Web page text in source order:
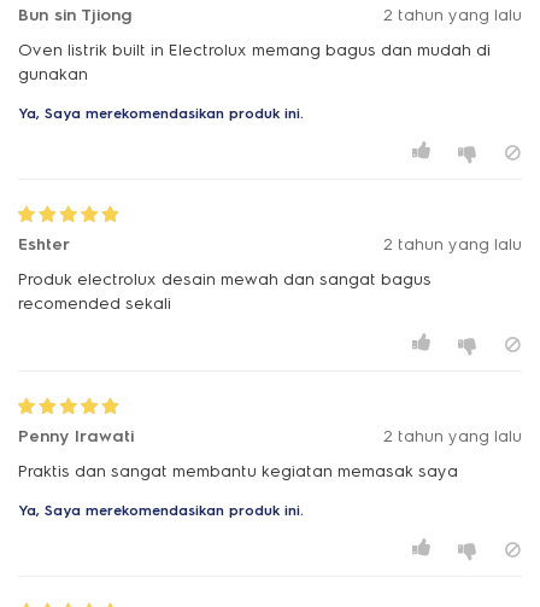
Bun sin Tjiong
2 tahun yang lalu
Oven listrik built in Electrolux memang bagus dan mudah di
gunakan
Ya, Saya merekomendasikan produk ini.
Eshter
2 tahun yang lalu
Produk electrolux desain mewah dan sangat bagus
recomended sekali
Penny Irawati
2 tahun yang lalu
Praktis dan sangat membantu kegiatan memasak saya
Ya, Saya merekomendasikan produk ini.